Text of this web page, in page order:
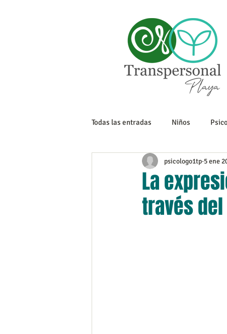
Todas las entradas Niños
Sexualidad Tanatología
Adolescencia Trabajo
La
través
psicologo1tp 5 ene